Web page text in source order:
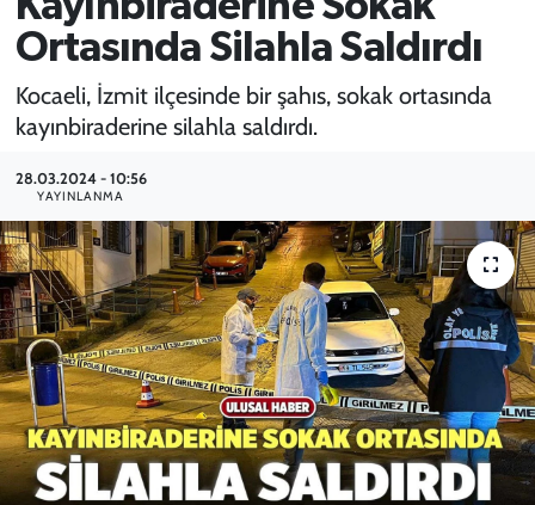
Ortasında Silahla Saldırdı
Kocaeli, İzmit ilçesinde bir şahıs, sokak ortasında
kayınbiraderine silahla saldırdı.
28.03.2024 - 10:56
YAYINLANMA